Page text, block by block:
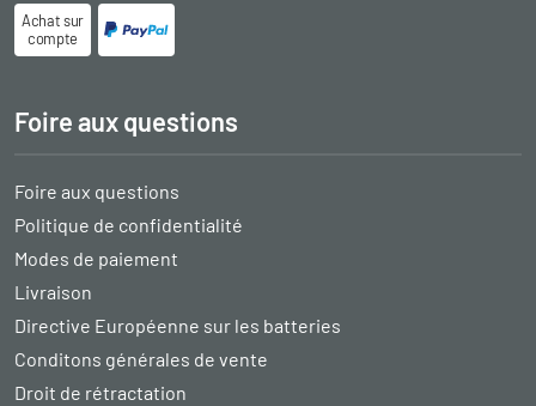
Achat sur
compte
Foire aux questions
Foire aux questions
Politique de confidentialité
Modes de paiement
Livraison
Directive Européenne sur les batteries
Conditons générales de vente
Droit de rétractation